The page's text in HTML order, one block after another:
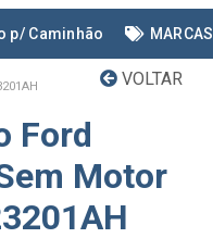
p/ Caminhão MARCAS
VOLTAR
Ford
Motor